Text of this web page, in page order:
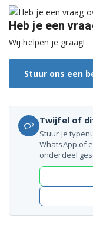
Heb je een
Wij helpen je graag!
Stuur ons een
Twijfel of
Stuur je
WhatsApp of
onderdeel